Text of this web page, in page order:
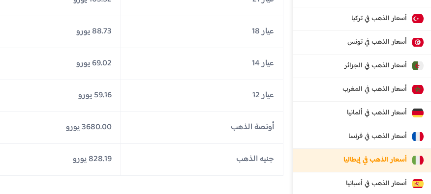
أسعار الذهب في تركيا
أسعار الذهب في تونس
أسعار الذهب في الجزائر
أسعار الذهب في المغرب
أسعار الذهب في ألمانيا
أسعار الذهب في فرنسا
أسعار الذهب في إيطاليا
أسعار الذهب في أسبانيا
عيار 18 88.73 يورو
عيار 14 69.02 يورو
عيار 12 59.16 يورو
أونصة الذهب 3680.00 يورو
جنيه الذهب 828.19 يورو